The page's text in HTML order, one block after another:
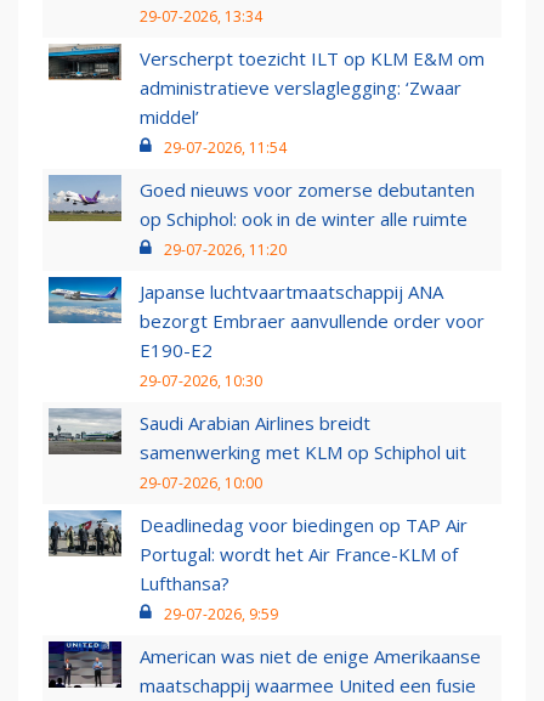
29-07-2026, 13:34
Verscherpt toezicht ILT op KLM E&M om
administratieve verslaglegging: ‘Zwaar
middel’
29-07-2026, 11:54
Goed nieuws voor zomerse debutanten
op Schiphol: ook in de winter alle ruimte
29-07-2026, 11:20
Japanse luchtvaartmaatschappij ANA
bezorgt Embraer aanvullende order voor
E190-E2
29-07-2026, 10:30
Saudi Arabian Airlines breidt
samenwerking met KLM op Schiphol uit
29-07-2026, 10:00
Deadlinedag voor biedingen op TAP Air
Portugal: wordt het Air France-KLM of
Lufthansa?
29-07-2026, 9:59
American was niet de enige Amerikaanse
maatschappij waarmee United een fusie